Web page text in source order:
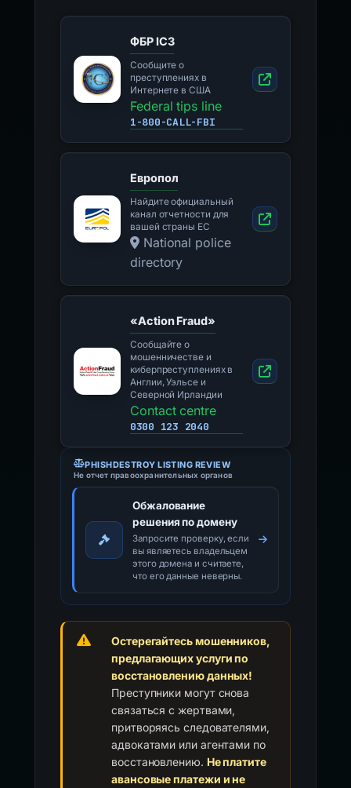
ФБР IC3
Сообщите о
преступлениях в
Интернете в США
Federal tips line
1-800-CALL-FBI
Европол
Найдите официальный
канал отчетности для
вашей страны ЕС
National police
directory
«Action Fraud»
Сообщайте о
мошенничестве и
киберпреступлениях в
Англии, Уэльсе и
Северной Ирландии
Contact centre
0300 123 2040
PHISHDESTROY LISTING REVIEW
Не отчет правоохранительных органов
Обжалование
решения по домену
Запросите проверку, если
вы являетесь владельцем
этого домена и считаете,
что его данные неверны.
Остерегайтесь мошенников,
предлагающих услуги по
восстановлению данных!
Преступники могут снова
связаться с жертвами,
притворяясь следователями,
адвокатами или агентами по
восстановлению. Не платите
авансовые платежи и не